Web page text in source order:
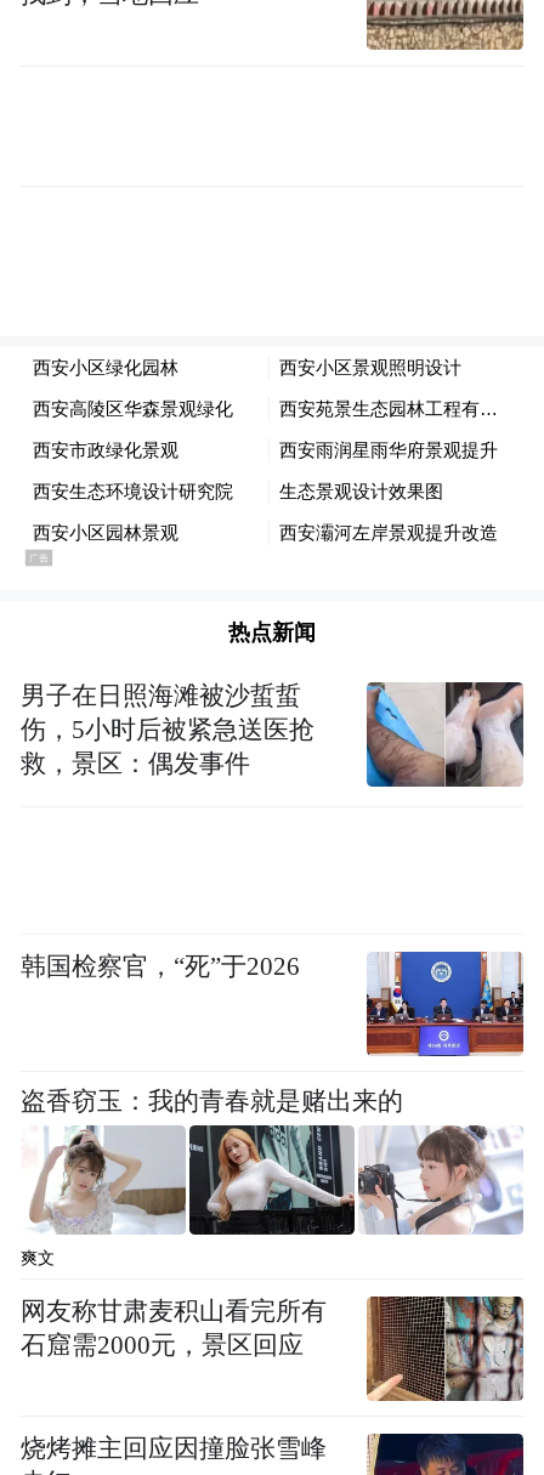
热点新闻
男子在日照海滩被沙蜇蜇
伤，5小时后被紧急送医抢
救，景区：偶发事件
韩国检察官，“死”于2026
盗香窃玉：我的青春就是赌出来的
爽文
网友称甘肃麦积山看完所有
石窟需2000元，景区回应
烧烤摊主回应因撞脸张雪峰